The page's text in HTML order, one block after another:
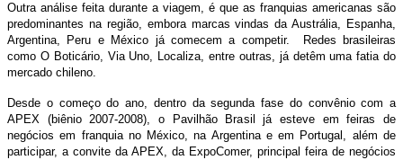
Outra análise feita durante a viagem, é que as franquias americanas são
predominantes na região, embora marcas vindas da Austrália, Espanha,
Argentina, Peru e México já comecem a competir. Redes brasileiras
como O Boticário, Via Uno, Localiza, entre outras, já detêm uma fatia do
mercado chileno.
Desde o começo do ano, dentro da segunda fase do convênio com a
APEX (biênio 2007-2008), o Pavilhão Brasil já esteve em feiras de
negócios em franquia no México, na Argentina e em Portugal, além de
participar, a convite da APEX, da ExpoComer, principal feira de negócios